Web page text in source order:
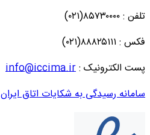
تلفن : ۸۵۷۳۰۰۰۰(۰۲۱)
فکس : ۸۸۸۲۵۱۱۱(۰۲۱)
پست الکترونیک :info@iccima.ir
سامانه رسیدگی به شکایات اتاق ایران